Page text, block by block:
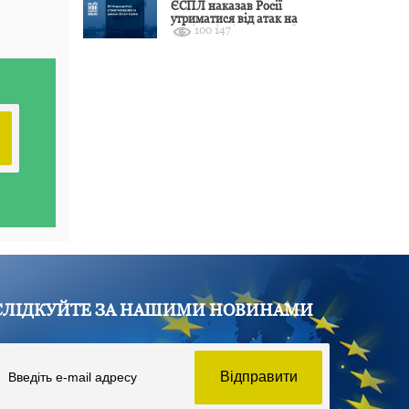
ЄСПЛ наказав Росії
утриматися від атак на
цивільні об’єкти України
100 147
ЗА НАШИМИ НОВИНАМИ